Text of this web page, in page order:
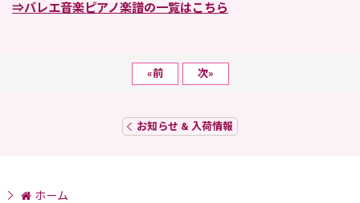
⇒バレエ音楽ピアノ楽譜の一覧はこちら
«前 次»
お知らせ & 入荷情報
ホーム